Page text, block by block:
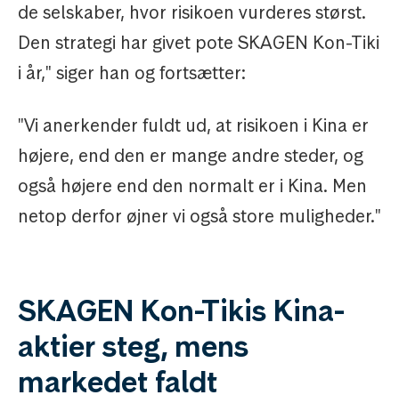
de selskaber, hvor risikoen vurderes størst.
Den strategi har givet pote SKAGEN Kon-Tiki
i år," siger han og fortsætter:
"Vi anerkender fuldt ud, at risikoen i Kina er
højere, end den er mange andre steder, og
også højere end den normalt er i Kina. Men
netop derfor øjner vi også store muligheder."
SKAGEN Kon-Tikis Kina-
aktier steg, mens
markedet faldt